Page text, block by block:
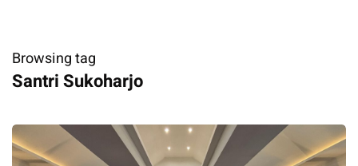
Browsing tag
Santri Sukoharjo